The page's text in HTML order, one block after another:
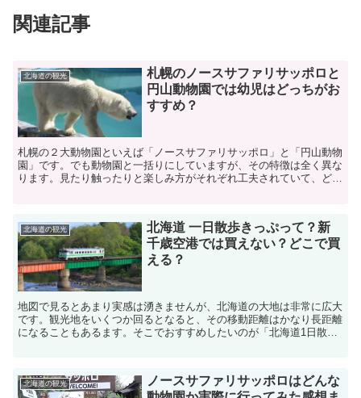
関連記事
北海道の観光
札幌のノースサファリサッポロと
円山動物園では幼児はどっちがお
すすめ？
札幌の２大動物園といえば「ノースサファリサッポロ」と「円山動物
園」です。でも動物園と一括りにしていますが、その特徴は全く異な
ります。見たり触ったりと楽しみ方がそれぞれ工夫されていて、どち
北海道の観光
北海道 一日散歩きっぷって？新
千歳空港では買えない？どこで買
える？
地図で見るとあまり実感は湧きませんが、北海道の大地は非常に広大
です。観光地をいくつか回るとなると、その移動距離はかなり長距離
になることもあるます。そこでおすすめしたいのが「北海道1日散歩
北海道の観光
ノースサファリサッポロはどんな